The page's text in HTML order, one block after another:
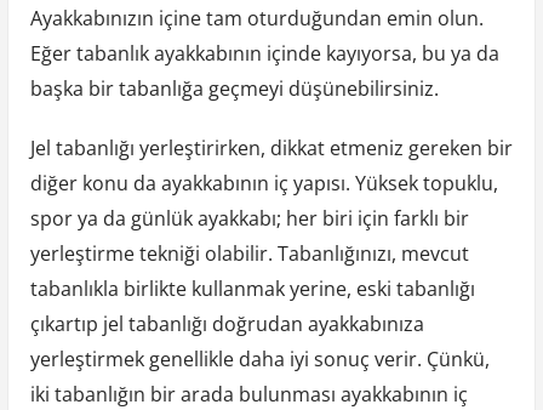
Ayakkabınızın içine tam oturduğundan emin olun.
Eğer tabanlık ayakkabının içinde kayıyorsa, bu ya da
başka bir tabanlığa geçmeyi düşünebilirsiniz.
Jel tabanlığı yerleştirirken, dikkat etmeniz gereken bir
diğer konu da ayakkabının iç yapısı. Yüksek topuklu,
spor ya da günlük ayakkabı; her biri için farklı bir
yerleştirme tekniği olabilir. Tabanlığınızı, mevcut
tabanlıkla birlikte kullanmak yerine, eski tabanlığı
çıkartıp jel tabanlığı doğrudan ayakkabınıza
yerleştirmek genellikle daha iyi sonuç verir. Çünkü,
iki tabanlığın bir arada bulunması ayakkabının iç